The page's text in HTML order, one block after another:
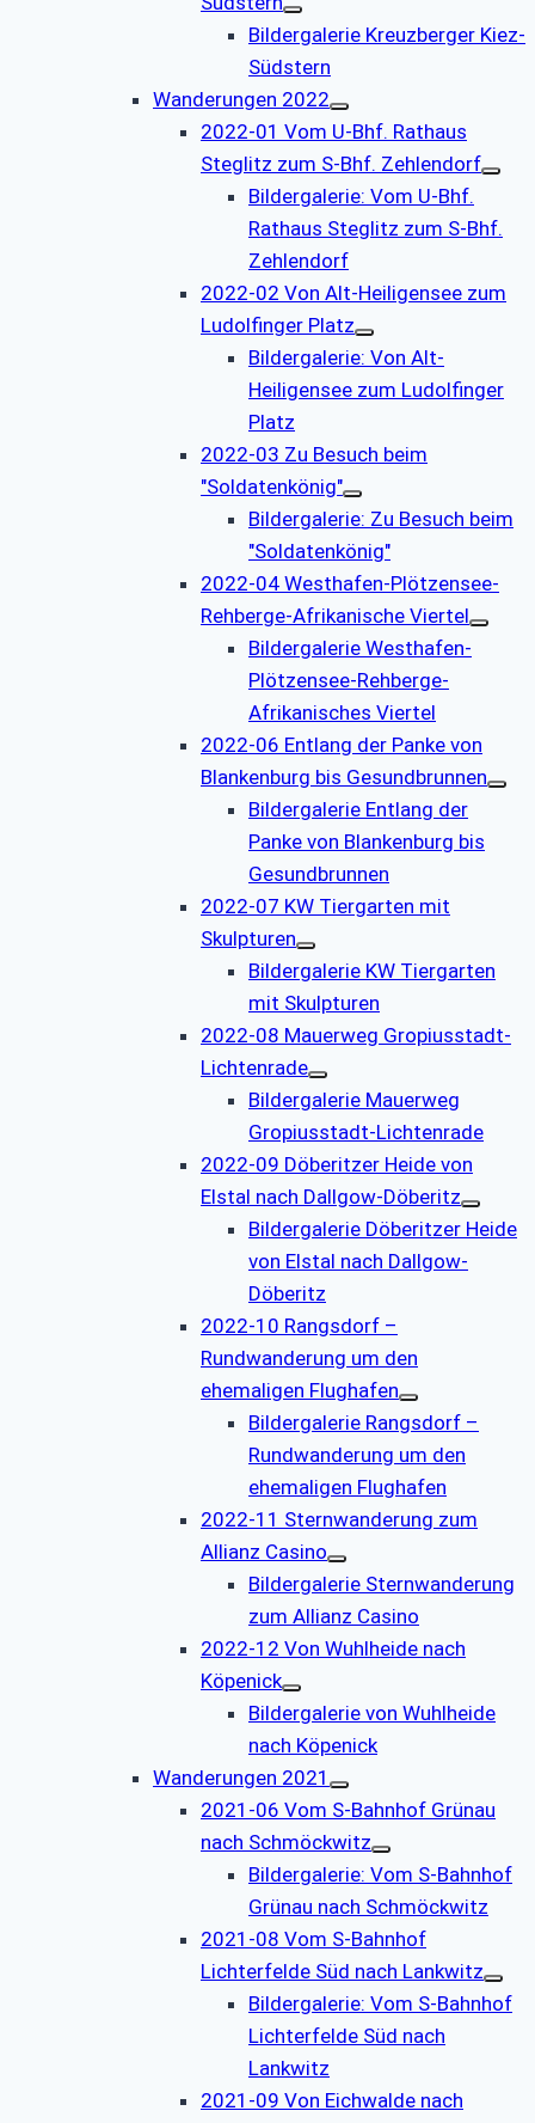
Bildergalerie Kreuzberger Kiez-
Südstern
Wanderungen 2022
2022-01 Vom U-Bhf. Rathaus
Steglitz zum S-Bhf. Zehlendorf
Bildergalerie: Vom U-Bhf.
Rathaus Steglitz zum S-Bhf.
Zehlendorf
2022-02 Von Alt-Heiligensee zum
Ludolfinger Platz
Bildergalerie: Von Alt-
Heiligensee zum Ludolfinger
Platz
2022-03 Zu Besuch beim
"Soldatenkönig"
Bildergalerie: Zu Besuch beim
"Soldatenkönig"
2022-04 Westhafen-Plötzensee-
Rehberge-Afrikanische Viertel
Bildergalerie Westhafen-
Plötzensee-Rehberge-
Afrikanisches Viertel
2022-06 Entlang der Panke von
Blankenburg bis Gesundbrunnen
Bildergalerie Entlang der
Panke von Blankenburg bis
Gesundbrunnen
2022-07 KW Tiergarten mit
Skulpturen
Bildergalerie KW Tiergarten
mit Skulpturen
2022-08 Mauerweg Gropiusstadt-
Lichtenrade
Bildergalerie Mauerweg
Gropiusstadt-Lichtenrade
2022-09 Döberitzer Heide von
Elstal nach Dallgow-Döberitz
Bildergalerie Döberitzer Heide
von Elstal nach Dallgow-
Döberitz
2022-10 Rangsdorf –
Rundwanderung um den
ehemaligen Flughafen
Bildergalerie Rangsdorf –
Rundwanderung um den
ehemaligen Flughafen
2022-11 Sternwanderung zum
Allianz Casino
Bildergalerie Sternwanderung
zum Allianz Casino
2022-12 Von Wuhlheide nach
Köpenick
Bildergalerie von Wuhlheide
nach Köpenick
Wanderungen 2021
2021-06 Vom S-Bahnhof Grünau
nach Schmöckwitz
Bildergalerie: Vom S-Bahnhof
Grünau nach Schmöckwitz
2021-08 Vom S-Bahnhof
Lichterfelde Süd nach Lankwitz
Bildergalerie: Vom S-Bahnhof
Lichterfelde Süd nach
Lankwitz
2021-09 Von Eichwalde nach